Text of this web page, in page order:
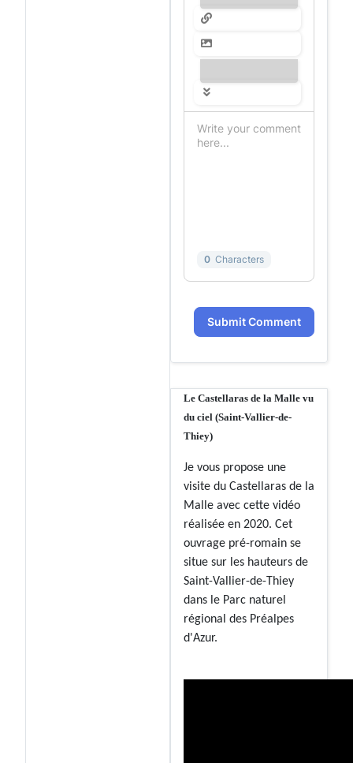
0 Characters
Submit Comment
Le Castellaras de la Malle vu
du ciel (Saint-Vallier-de-
Thiey)
Je vous propose une
visite du Castellaras de la
Malle avec cette vidéo
réalisée en 2020. Cet
ouvrage pré-romain se
situe sur les hauteurs de
Saint-Vallier-de-Thiey
dans le Parc naturel
régional des Préalpes
d'Azur.